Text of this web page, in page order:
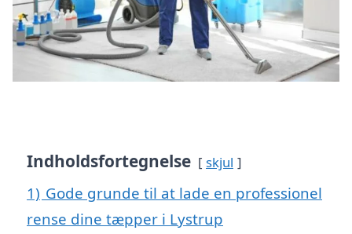
Indholdsfortegnelse skjul
1) Gode grunde til at lade en professionel
rense dine tæpper i Lystrup